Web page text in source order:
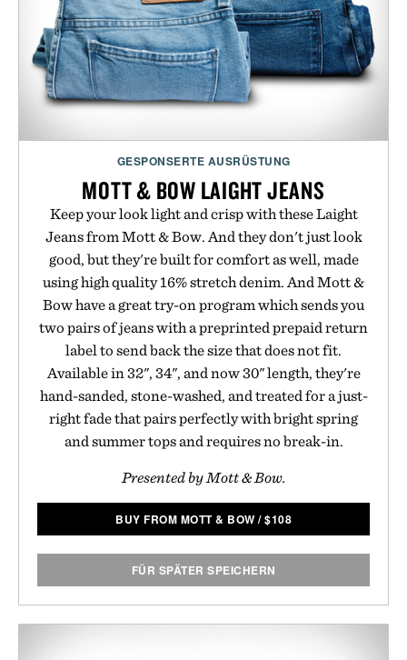
GESPONSERTE AUSRÜSTUNG
MOTT & BOW LAIGHT JEANS
Keep your look light and crisp with these Laight
Jeans from Mott & Bow. And they don't just look
good, but they're built for comfort as well, made
using high quality 16% stretch denim. And Mott &
Bow have a great try-on program which sends you
two pairs of jeans with a preprinted prepaid return
label to send back the size that does not fit.
Available in 32", 34", and now 30" length, they're
hand-sanded, stone-washed, and treated for a just-
right fade that pairs perfectly with bright spring
and summer tops and requires no break-in.
Presented by Mott & Bow.
BUY FROM MOTT & BOW /$108
FÜR SPÄTER SPEICHERN